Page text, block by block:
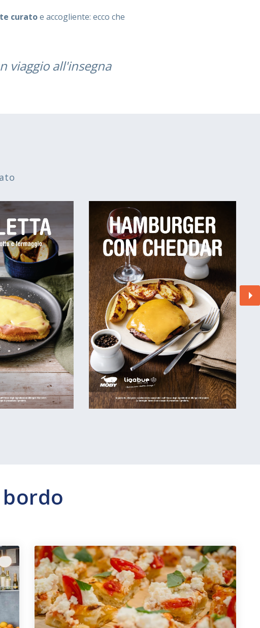
curatoe accogliente: ecco che
viaggio all'insegna